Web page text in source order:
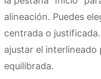
alineación. Puedes
centrada o
ajustar el interlineado
equilibrada.